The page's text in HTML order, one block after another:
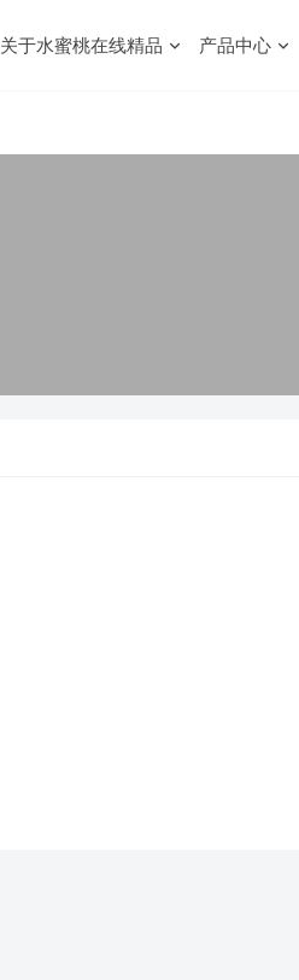
关于水蜜桃在线精品 产品中心